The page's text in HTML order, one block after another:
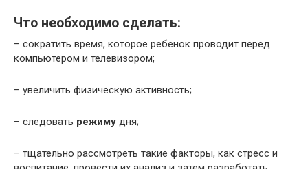
Что необходимо сделать:
– сократить время, которое ребенок проводит перед
компьютером и телевизором;
– увеличить физическую активность;
– следовать режиму дня;
– тщательно рассмотреть такие факторы, как стресс и